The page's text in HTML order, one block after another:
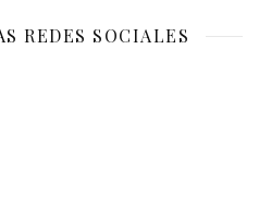
REDES SOCIALES